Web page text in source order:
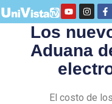
Los
Aduana
El costo de